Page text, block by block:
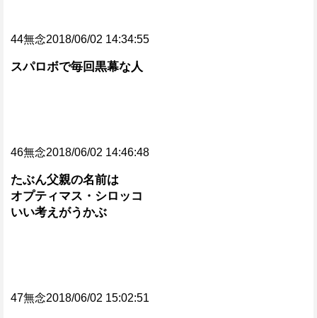
44無念2018/06/02 14:34:55
スパロボで毎回黒幕な人
46無念2018/06/02 14:46:48
たぶん父親の名前は
オプティマス・シロッコ
いい考えがうかぶ
47無念2018/06/02 15:02:51